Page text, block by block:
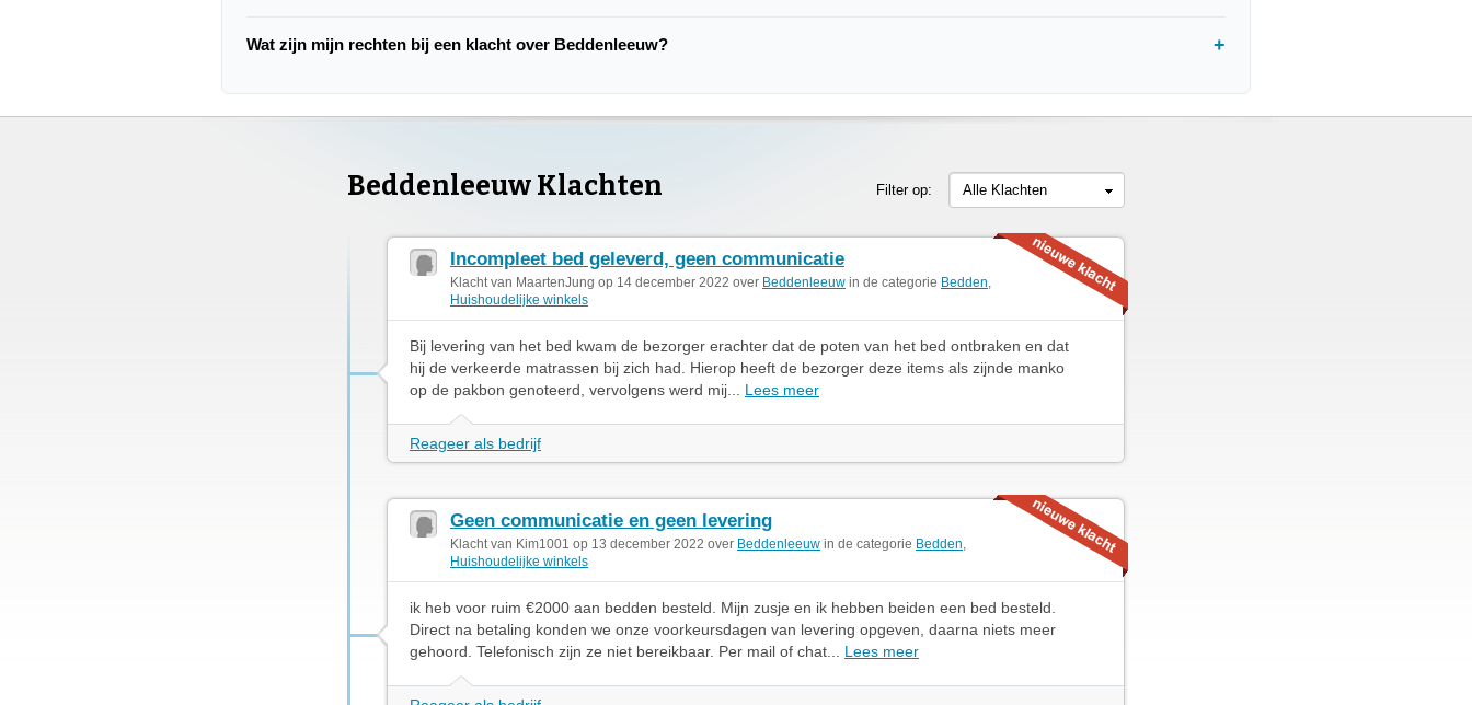
Wat zijn mijn rechten bij een klacht over Beddenleeuw?
Beddenleeuw Klachten Filter op: Alle Klachten
Incompleet bed geleverd, geen communicatie
Klacht van MaartenJung op 14 december 2022 over Beddenleeuw in de categorie Bedden,
Huishoudelijke winkels
Bij levering van het bed kwam de bezorger erachter dat de poten van het bed ontbraken en dat
hij de verkeerde matrassen bij zich had. Hierop heeft de bezorger deze items als zijnde manko
op de pakbon genoteerd, vervolgens werd mij... Lees meer
Reageer als bedrijf
Geen communicatie en geen levering
Klacht van Kim1001 op 13 december 2022 over Beddenleeuw in de categorie Bedden,
Huishoudelijke winkels
ik heb voor ruim €2000 aan bedden besteld. Mijn zusje en ik hebben beiden een bed besteld.
Direct na betaling konden we onze voorkeursdagen van levering opgeven, daarna niets meer
gehoord. Telefonisch zijn ze niet bereikbaar. Per mail of chat... Lees meer